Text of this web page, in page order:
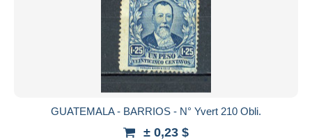
GUATEMALA - BARRIOS - N° Yvert 210 Obli.
± 0,23 $